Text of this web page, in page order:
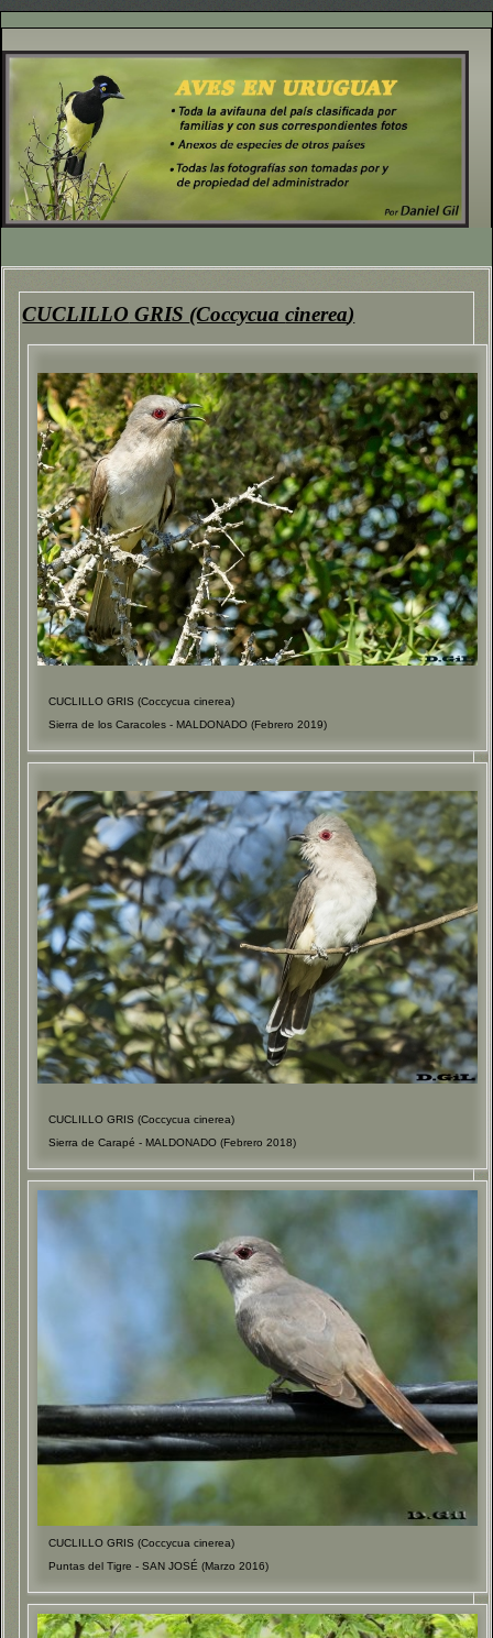
CUCLILLO GRIS (Coccycuacinerea)
CUCLILLO GRIS (Coccycua cinerea)
Sierra de los Caracoles - MALDONADO (Febrero 2019)
CUCLILLO GRIS (Coccycua cinerea)
Sierra de Carapé - MALDONADO (Febrero 2018)
CUCLILLO GRIS (Coccycua cinerea)
Puntas del Tigre - SAN JOSÉ (Marzo 2016)